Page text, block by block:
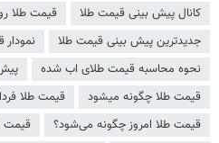
کانال پیش بینی قیمت طلا
قیمت طلا
جدیدترین پیش بینی قیمت طلا
نحوه محاسبه قیمت طلای اب شده
قیمت طلا چگونه میشود
قیمت طلا
قیمت طلا امروز چگونه می‌شود؟
قیمت